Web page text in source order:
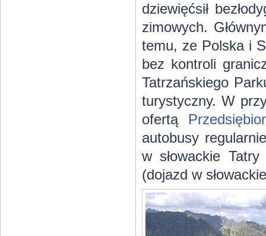
dziewięćsił
zimowych.
temu, ze Polska i
bez kontroli
Tatrzańskiego
turystyczny. W
ofertą
autobusy
w słowackie
(dojazd w